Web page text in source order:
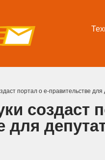
портал о е-правительстве для
создаст
для